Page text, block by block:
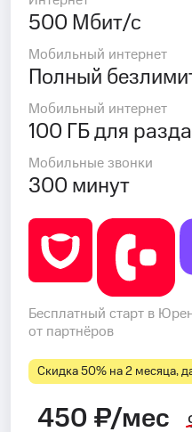
500 Мбит/с
Мобильный интернет
Полный
Мобильный интернет
100 ГБ для
Мобильные звонки
300 минут
Бесплатный старт в
от партнёров
Скидка 50% на 2 месяца,
450 ₽/мес